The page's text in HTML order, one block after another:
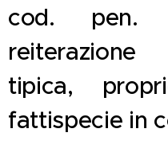
cod.
tipica,
fattispecie in